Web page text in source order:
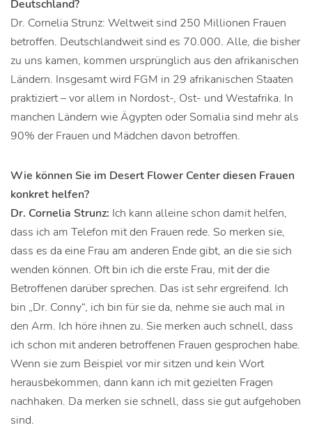
Deutschland?
Dr. Cornelia Strunz: Weltweit sind 250 Millionen Frauen
betroffen. Deutschlandweit sind es 70.000. Alle, die bisher
zu uns kamen, kommen ursprünglich aus den afrikanischen
Ländern. Insgesamt wird FGM in 29 afrikanischen Staaten
praktiziert – vor allem in Nordost-, Ost- und Westafrika. In
manchen Ländern wie Ägypten oder Somalia sind mehr als
90% der Frauen und Mädchen davon betroffen.
Wie können Sie im Desert Flower Center diesen Frauen
konkret helfen?
Dr. Cornelia Strunz: Ich kann alleine schon damit helfen,
dass ich am Telefon mit den Frauen rede. So merken sie,
dass es da eine Frau am anderen Ende gibt, an die sie sich
wenden können. Oft bin ich die erste Frau, mit der die
Betroffenen darüber sprechen. Das ist sehr ergreifend. Ich
bin „Dr. Conny“, ich bin für sie da, nehme sie auch mal in
den Arm. Ich höre ihnen zu. Sie merken auch schnell, dass
ich schon mit anderen betroffenen Frauen gesprochen habe.
Wenn sie zum Beispiel vor mir sitzen und kein Wort
herausbekommen, dann kann ich mit gezielten Fragen
nachhaken. Da merken sie schnell, dass sie gut aufgehoben
sind.